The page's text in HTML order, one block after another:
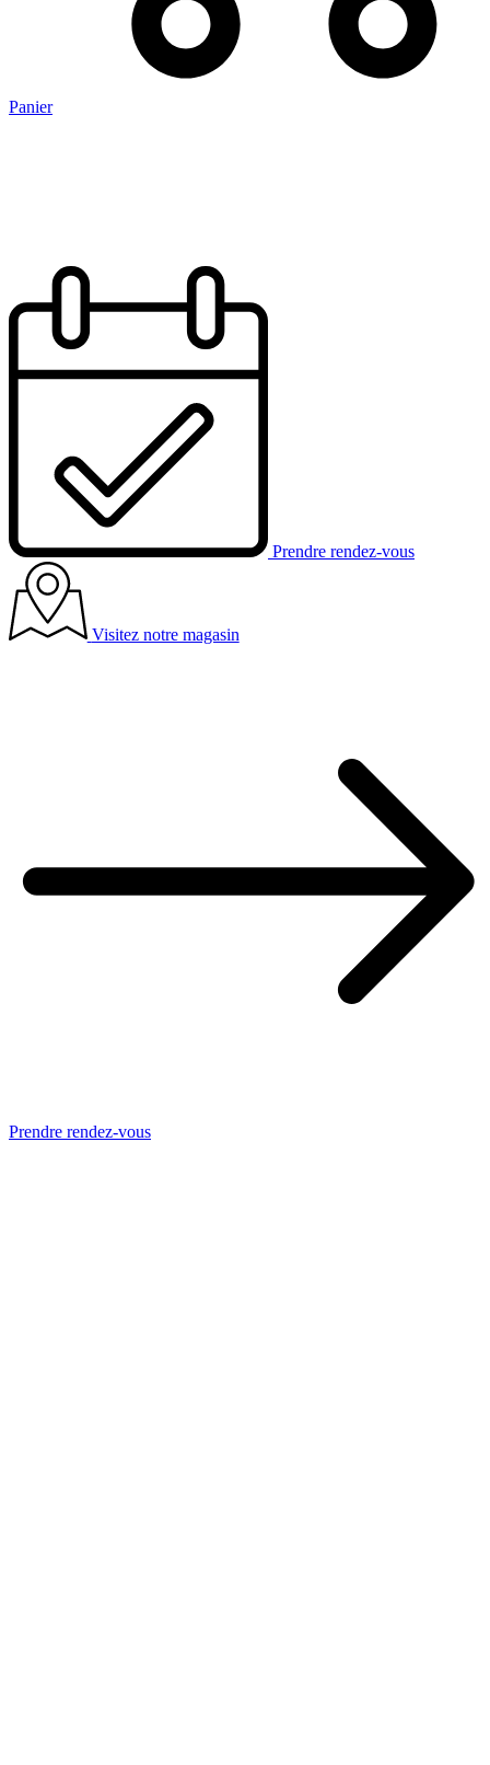
Panier
Prendre rendez-vous
Visitez notre magasin
Prendre rendez-vous